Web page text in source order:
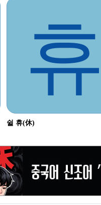
쉴 휴(休)